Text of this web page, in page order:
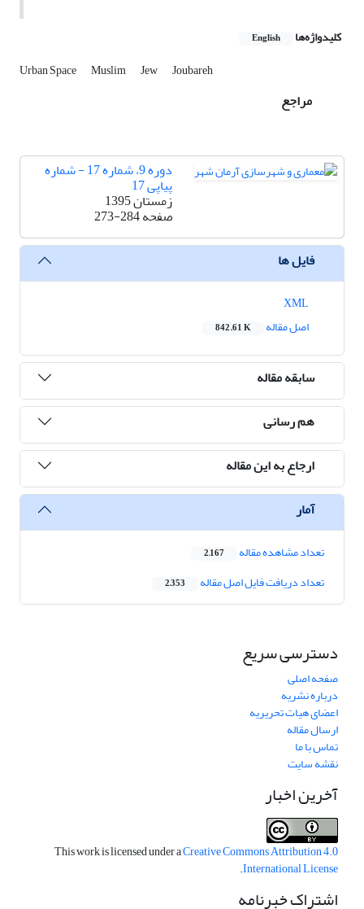
کلیدواژه‌ها English
Urban Space Muslim Jew Joubareh
مراجع
دوره 9، شماره 17 - شماره
پیاپی 17
زمستان 1395
صفحه273-284
فایل ها
اصل مقاله
842.61 K
سابقه مقاله
هم رسانی
ارجاع به این مقاله
آمار
تعداد مشاهده مقاله 2,167
تعداد دریافت فایل اصل مقاله 2,353
دسترسی سریع
صفحه اصلی
درباره نشریه
اعضای هیات تحریریه
ارسال مقاله
تماس با ما
نقشه سایت
آخرین اخبار
This work is licensed under aCreative Commons Attribution 4.0
International License
.
اشتراک خبرنامه